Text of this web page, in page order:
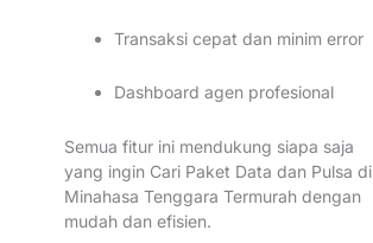
Transaksi cepat dan minim error
Dashboard agen profesional
Semua fitur ini mendukung siapa saja
yang ingin Cari Paket Data dan Pulsa di
Minahasa Tenggara Termurah dengan
mudah dan efisien.